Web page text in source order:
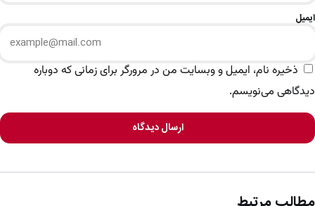
ایمیل
ذخیره نام، ایمیل و وبسایت من در مرورگر برای زمانی که دوباره
دیدگاهی می‌نویسم.
ارسال دیدگاه